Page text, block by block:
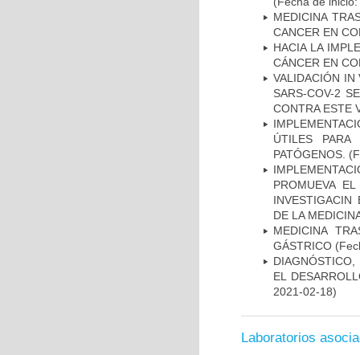
MEDICINA
CANCER EN
HACIA LA
CÁNCER EN
VALIDACIÓN IN
SARS-COV-2
CONTRA ESTE
ÚTILES
PATÓGENOS.
PROMUEVA
INVESTIGACIN
DE LA
MEDICINA
GÁSTRICO
EL
2021-02-18)
Laboratorios